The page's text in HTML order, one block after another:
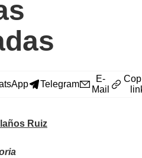
Telegram
E-
Mail
Ruiz